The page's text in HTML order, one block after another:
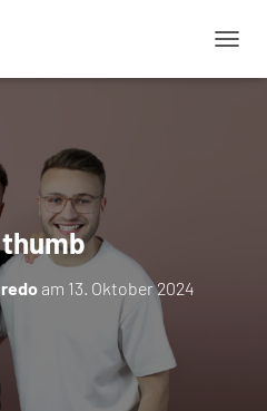
am 13. Oktober 2024